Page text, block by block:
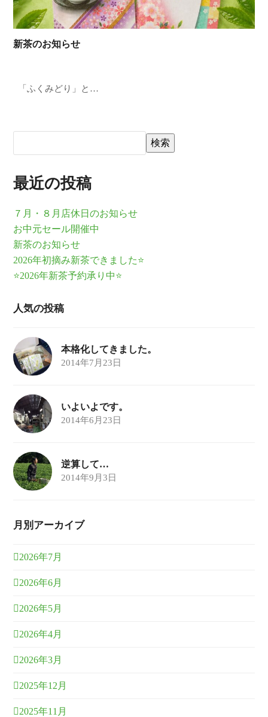
新茶のお知らせ
「ふくみどり」と…
検索
最近の投稿
７月・８月店休日のお知らせ
お中元セール開催中
新茶のお知らせ
2026年初摘み新茶できました⭐
⭐2026年新茶予約承り中⭐
人気の投稿
本格化してきました。
2014年7月23日
いよいよです。
2014年6月23日
逆算して…
2014年9月3日
月別アーカイブ
2026年7月
2026年6月
2026年5月
2026年4月
2026年3月
2025年12月
2025年11月